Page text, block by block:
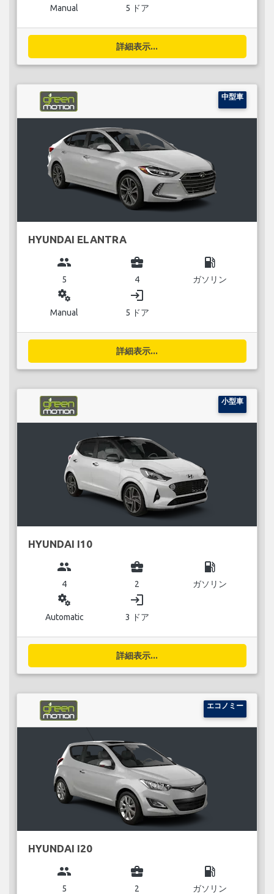
Manual 5 ドア
詳細表示...
中型車
HYUNDAI ELANTRA
group
5
business_center
4
local_gas_station
ガソリン
miscellaneous_services
Manual
login
5 ドア
詳細表示...
小型車
HYUNDAI I10
group
4
business_center
2
local_gas_station
ガソリン
miscellaneous_services
Automatic
login
3 ドア
詳細表示...
エコノミー
HYUNDAI I20
group
5
business_center
2
local_gas_station
ガソリン